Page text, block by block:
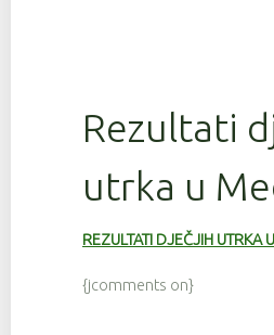
Rezultati
utrka u
REZULTATI DJEČJIH UTRKA
{jcomments on}